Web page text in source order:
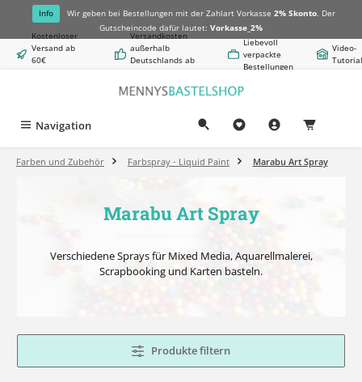
springen
Info Wir geben bei Bestellungen mit der Zahlart Vorkasse 2% Skonto. Der
Gutscheincode dafür lautet: Vorkasse_2%
Kostenloser
Versand ab
60€
Versandkosten
außerhalb
Deutschlands ab
Liebevoll
verpackte
Bestellungen
Video-
Navigation
Farben und Zubehör Farbspray - Liquid Paint Marabu Art Spray
Marabu Art Spray
Verschiedene Sprays für Mixed Media, Aquarellmalerei,
Scrapbooking und Karten basteln.
Produkte filtern